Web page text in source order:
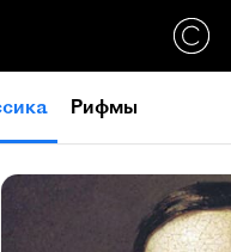
Рифмы